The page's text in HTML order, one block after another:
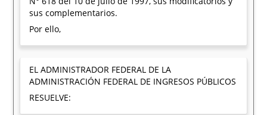
sus complementarios.
Por ello,
EL ADMINISTRADOR FEDERAL DE LA
ADMINISTRACIÓN FEDERAL DE INGRESOS PÚBLICOS
RESUELVE: